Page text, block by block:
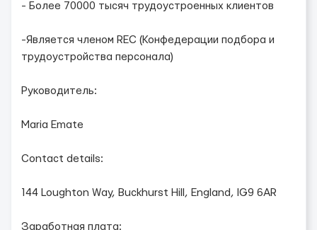
- Более 70000 тысяч трудоустроенных клиентов
-Является членом REC (Конфедерации подбора и
трудоустройства персонала)
Руководитель:
Maria Emate
Contact details:
144 Loughton Way, Buckhurst Hill, England, IG9 6AR
Заработная плата: